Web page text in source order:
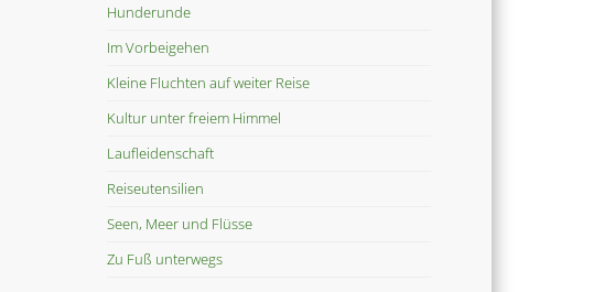
Hunderunde
Im Vorbeigehen
Kleine Fluchten auf weiter Reise
Kultur unter freiem Himmel
Laufleidenschaft
Reiseutensilien
Seen, Meer und Flüsse
Zu Fuß unterwegs